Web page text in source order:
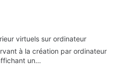
virtuels sur ordinateur
à la création par ordinateur
un…